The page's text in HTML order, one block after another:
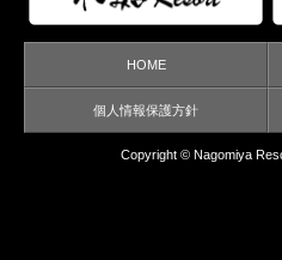
HOME
個人情報保護方針
Copyright © Nagomiya